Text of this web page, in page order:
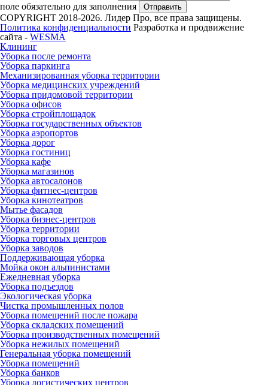
поле обязательно для заполнения
Отправить
COPYRIGHT 2018-2026. Лидер Про, все права защищены.
Политика конфиденциальности Разработка и продвижение
сайта - WESMA
Клининг
Уборка после ремонта
Уборка паркинга
Механизированная уборка территории
Уборка медицинских учреждений
Уборка придомовой территории
Уборка офисов
Уборка стройплощадок
Уборка государственных объектов
Уборка аэропортов
Уборка дорог
Уборка гостиниц
Уборка кафе
Уборка магазинов
Уборка автосалонов
Уборка фитнес-центров
Уборка кинотеатров
Мытье фасадов
Уборка бизнес-центров
Уборка территории
Уборка торговых центров
Уборка заводов
Поддерживающая уборка
Мойка окон альпинистами
Ежедневная уборка
Уборка подъездов
Экологическая уборка
Чистка промышленных полов
Уборка помещений после пожара
Уборка складских помещений
Уборка производственных помещений
Уборка нежилых помещений
Генеральная уборка помещений
Уборка помещений
Уборка банков
Уборка логистических центров